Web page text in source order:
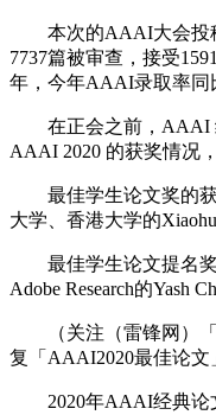
本次的AAAI大会投稿
7737篇被审查，接受
年，今年AAAI录取率同
在正会之前，AAAI
AAAI 2020 的获奖情况
最佳学生论文奖的获
大学、香港大学的
最佳学生论文提名奖
Adobe Research的Yash
（关注（雷锋网）「
复「AAAI2020最佳论文
2020年AAAI经典论